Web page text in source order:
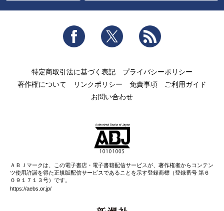
Facebook Twitter
特定商取引法に基づく表記
プライバシーポリシー
著作権について
リンクポリシー 免責事項
ご利用ガイド
お問い合わせ
ＡＢＪマークは、この電子書店・電子書籍配信サービスが、著作権者からコンテン
ツ使用許諾を得た正規版配信サービスであることを示す登録商標（登録番号 第６
０９１７１３号）です。
https://aebs.or.jp/